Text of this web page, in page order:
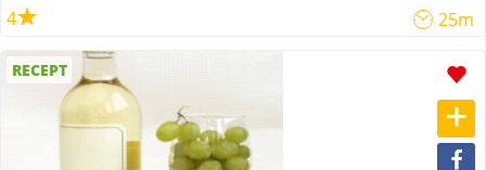
4 25m
RECEPT